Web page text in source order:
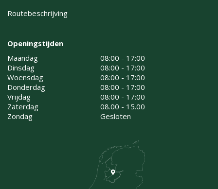
Routebeschrijving
Openingstijden
Maandag
08:00 - 17:00
Dinsdag
08:00 - 17:00
Woensdag
08:00 - 17:00
Donderdag
08:00 - 17:00
Vrijdag
08:00 - 17:00
Zaterdag
08.00 - 15.00
Zondag
Gesloten